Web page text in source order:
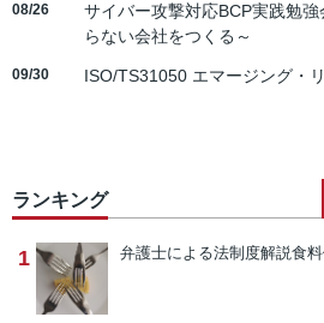
08/26
サイバー攻撃対応BCP実践勉
らない会社をつくる～
09/30 ISO/TS31050 エマージング・
ランキング
1 弁護士による法制度解説食